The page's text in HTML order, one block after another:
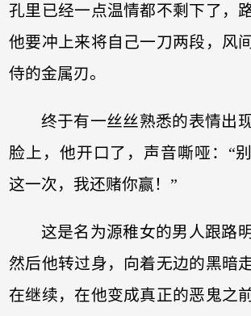
孔里已经一点温情都不剩下了，
他要冲上来将自己一刀两段，风
侍的金属刃。
终于有一丝丝熟悉的表情出
脸上，他开口了，声音嘶哑：“
这一次，我还赌你赢！”
这是名为源稚女的男人跟路
然后他转过身，向着无边的黑暗
在继续，在他变成真正的恶鬼之